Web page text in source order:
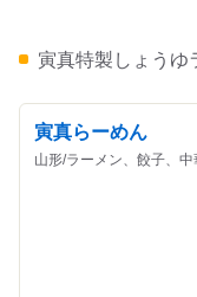
寅真特製しょうゆ
寅真らーめん
山形/ラーメン、餃子、中